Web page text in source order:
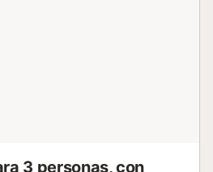
3 personas, con